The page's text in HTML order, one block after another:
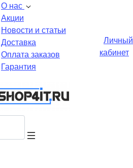
О нас
Акции
Новости и статьи
Доставка
Оплата заказов
Гарантия
Личный
кабинет